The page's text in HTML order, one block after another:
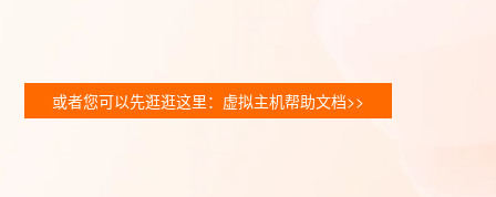
或者您可以先逛逛这里：虚拟主机帮助文档>>